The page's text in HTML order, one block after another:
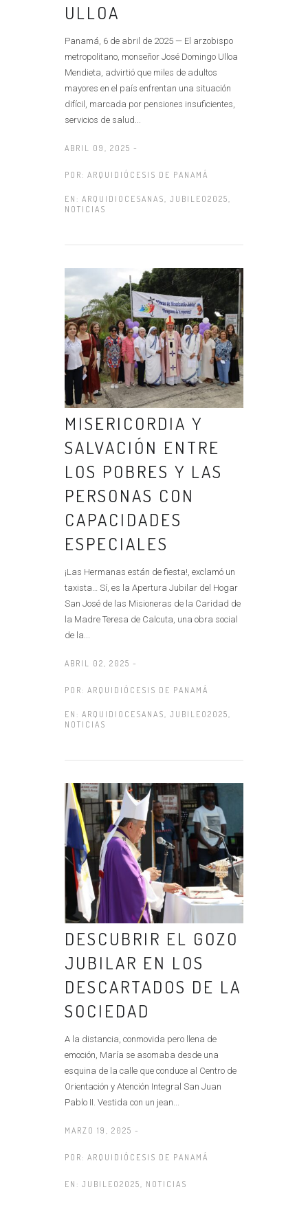
ULLOA
Panamá, 6 de abril de 2025 — El arzobispo
metropolitano, monseñor José Domingo Ulloa
Mendieta, advirtió que miles de adultos
mayores en el país enfrentan una situación
difícil, marcada por pensiones insuficientes,
servicios de salud...
ABRIL 09, 2025 -
POR: ARQUIDIÓCESIS DE PANAMÁ
EN: ARQUIDIOCESANAS JUBILEO2025
NOTICIAS
MISERICORDIA Y
SALVACIÓN ENTRE
LOS POBRES Y LAS
PERSONAS CON
CAPACIDADES
ESPECIALES
¡Las Hermanas están de fiesta!, exclamó un
taxista… Sí, es la Apertura Jubilar del Hogar
San José de las Misioneras de la Caridad de
la Madre Teresa de Calcuta, una obra social
de la...
ABRIL 02, 2025 -
POR: ARQUIDIÓCESIS DE PANAMÁ
EN: ARQUIDIOCESANAS JUBILEO2025
NOTICIAS
DESCUBRIR EL GOZO
JUBILAR EN LOS
DESCARTADOS DE LA
SOCIEDAD
A la distancia, conmovida pero llena de
emoción, María se asomaba desde una
esquina de la calle que conduce al Centro de
Orientación y Atención Integral San Juan
Pablo II. Vestida con un jean...
MARZO 19, 2025 -
POR: ARQUIDIÓCESIS DE PANAMÁ
EN: JUBILEO2025, NOTICIAS